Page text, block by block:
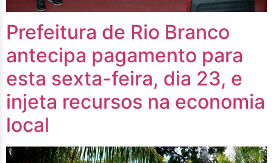
Prefeitura de Rio Branco
antecipa pagamento para
esta sexta-feira, dia 23, e
injeta recursos na economia
local